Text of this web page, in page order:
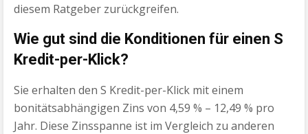
diesem Ratgeber zurückgreifen.
Wie gut sind die Konditionen für einen S
Kredit-per-Klick?
Sie erhalten den S Kredit-per-Klick mit einem
bonitätsabhängigen Zins von 4,59 % – 12,49 % pro
Jahr. Diese Zinsspanne ist im Vergleich zu anderen